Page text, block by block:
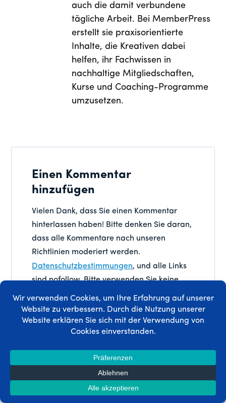
auch die damit verbundene
tägliche Arbeit. Bei MemberPress
erstellt sie praxisorientierte
Inhalte, die Kreativen dabei
helfen, ihr Fachwissen in
nachhaltige Mitgliedschaften,
Kurse und Coaching-Programme
umzusetzen.
Einen Kommentar
hinzufügen
Vielen Dank, dass Sie einen Kommentar
hinterlassen haben! Bitte denken Sie daran,
dass alle Kommentare nach unseren
Richtlinien moderiert werden.
Datenschutzbestimmungen, und alle Links
sind nofollow. Bitte verwenden Sie keine
Schlüsselwörter im Namensfeld. Lassen Sie
uns ein persönliches und sinnvolles
Gespräch führen.